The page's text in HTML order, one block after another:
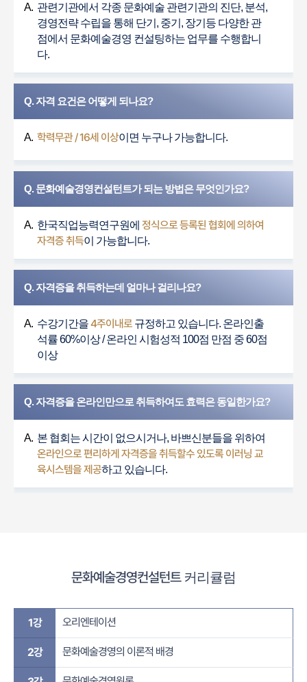
A. 관련기관에서 각종 문화예술 관련기관의 진단, 분석,
경영전략 수립을 통해 단기, 중기, 장기등 다양한 관
점에서 문화예술경영 컨설팅하는 업무를 수행합니
다.
Q. 자격 요건은 어떻게 되나요?
A. 학력무관 / 16세 이상이면 누구나 가능합니다.
Q. 문화예술경영컨설턴트가 되는 방법은 무엇인가요?
A. 한국직업능력연구원에 정식으로 등록된 협회에 의하여
자격증 취득이 가능합니다.
Q. 자격증을 취득하는데 얼마나 걸리나요?
A. 수강기간을4주이내로규정하고 있습니다. 온라인출
석률 60%이상 / 온라인 시험성적 100점 만점 중 60점
이상
Q. 자격증을 온라인만으로 취득하여도 효력은 동일한가요?
A. 본 협회는 시간이 없으시거나, 바쁘신분들을 위하여
온라인으로 편리하게 자격증을 취득할수 있도록 이러닝 교
육시스템을 제공하고 있습니다.
문화예술경영컨설턴트 커리큘럼
1강 오리엔테이션
2강 문화예술경영의 이론적 배경